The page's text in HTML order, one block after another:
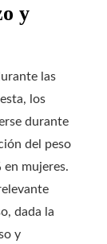
y
las
los
durante
del peso
en mujeres.
dada la
y